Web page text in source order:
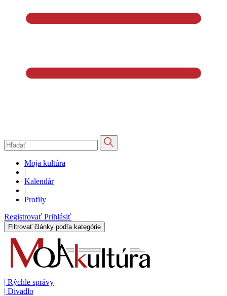
Moja kultúra
|
Kalendár
|
Profily
Registrovať Prihlásiť
Filtrovať články podľa kategórie
| Rýchle správy
| Divadlo